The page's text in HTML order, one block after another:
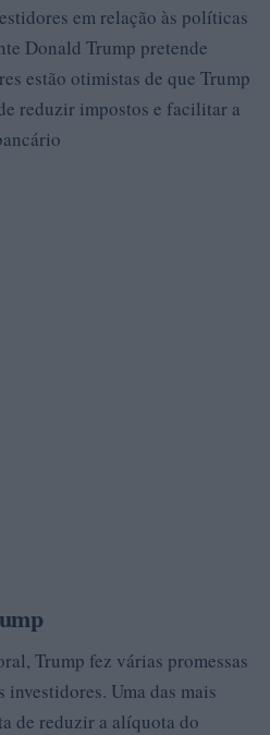
em relação às políticas
Donald Trump pretende
estão otimistas de que Trump
reduzir impostos e facilitar a
Trump fez várias promessas
Uma das mais
de reduzir a alíquota do